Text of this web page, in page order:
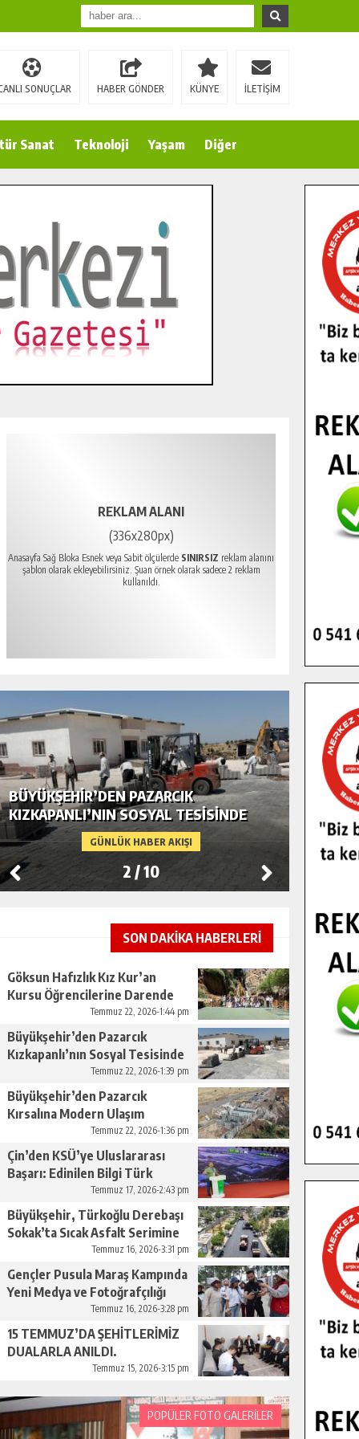
SONUÇLAR HABER GÖNDER KÜNYE İLETİŞİM
Sanat Teknoloji Yaşam Diğer
REKLAM ALANI
(336x280px)
Anasayfa Sağ Bloka Esnek veya Sabit ölçülerde SINIRSIZ reklam alanını
şablon olarak ekleyebilirsiniz. Şuan örnek olarak sadece 2 reklam
kullanıldı.
GÜNLÜK HABER AKIŞI
BÜYÜKŞEHIR’DEN PAZARCIK
KIZKAPANLI’NIN SOSYAL TESISINDE
ÇEVRE DÜZENLEMESI.
2 /10
SON DAKİKA HABERLERİ
Göksun Hafızlık Kız Kur’an
Kursu Öğrencilerine Darende
Temmuz 22, 2026-1:44 pm
Büyükşehir’den Pazarcık
Kızkapanlı’nın Sosyal Tesisinde
Çevre Düzenlemesi.Temmuz 22, 2026-1:39 pm
Büyükşehir’den Pazarcık
Kırsalına Modern Ulaşım
Temmuz 22, 2026-1:36 pm
Çin’den KSÜ’ye Uluslararası
Başarı: Edinilen Bilgi Türk
Tarımına Katkı Sağlayacak.
Temmuz 17, 2026-2:43 pm
Büyükşehir, Türkoğlu Derebaşı
Sokak’ta Sıcak Asfalt Serimine
Temmuz 16, 2026-3:31 pm
Gençler Pusula Maraş Kampında
Yeni Medya ve Fotoğrafçılığı
Temmuz 16, 2026-3:28 pm
15 TEMMUZ’DA ŞEHİTLERİMİZ
DUALARLA ANILDI.
Temmuz 15, 2026-3:15 pm
POPÜLER FOTO GALERİLER